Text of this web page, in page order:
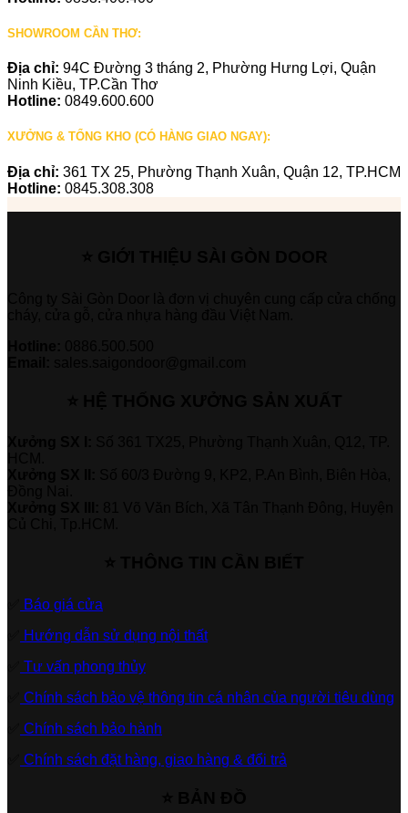
SHOWROOM CẦN THƠ:
Địa chỉ: 94C Đường 3 tháng 2, Phường Hưng Lợi, Quận
Ninh Kiều, TP.Cần Thơ
Hotline: 0849.600.600
XƯỞNG & TỔNG KHO (CÓ HÀNG GIAO NGAY):
Địa chỉ: 361 TX 25, Phường Thạnh Xuân, Quận 12, TP.HCM
Hotline: 0845.308.308
Báo giá cửa
Hướng dẫn sử dụng nội thất
Tư vấn phong thủy
Chính sách bảo vệ thông tin cá nhân của người tiêu dùng
Chính sách bảo hành
Chính sách đặt hàng, giao hàng & đổi trả